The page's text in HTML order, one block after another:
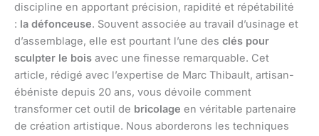
discipline en apportant précision, rapidité et répétabilité
: la défonceuse. Souvent associée au travail d’usinage et
d’assemblage, elle est pourtant l’une des clés pour
sculpter le bois avec une finesse remarquable. Cet
article, rédigé avec l’expertise de Marc Thibault, artisan-
ébéniste depuis 20 ans, vous dévoile comment
transformer cet outil de bricolage en véritable partenaire
de création artistique. Nous aborderons les techniques